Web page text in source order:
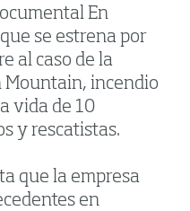
En
se estrena por
al caso de la
Mountain, incendio
vida de 10
y rescatistas.
que la empresa
en